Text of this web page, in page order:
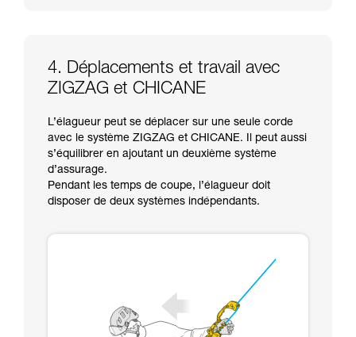
4. Déplacements et travail avec
ZIGZAG et CHICANE
L’élagueur peut se déplacer sur une seule corde
avec le système ZIGZAG et CHICANE. Il peut aussi
s’équilibrer en ajoutant un deuxième système
d’assurage.
Pendant les temps de coupe, l’élagueur doit
disposer de deux systèmes indépendants.